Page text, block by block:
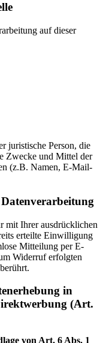
auf dieser
juristische Person, die
Zwecke und Mittel der
(z.B. Namen, E-Mail-
mit Ihrer ausdrücklichen
erteilte Einwilligung
Mitteilung per E-
Widerruf erfolgten
in
(Art.
von Art. 6 Abs. 1